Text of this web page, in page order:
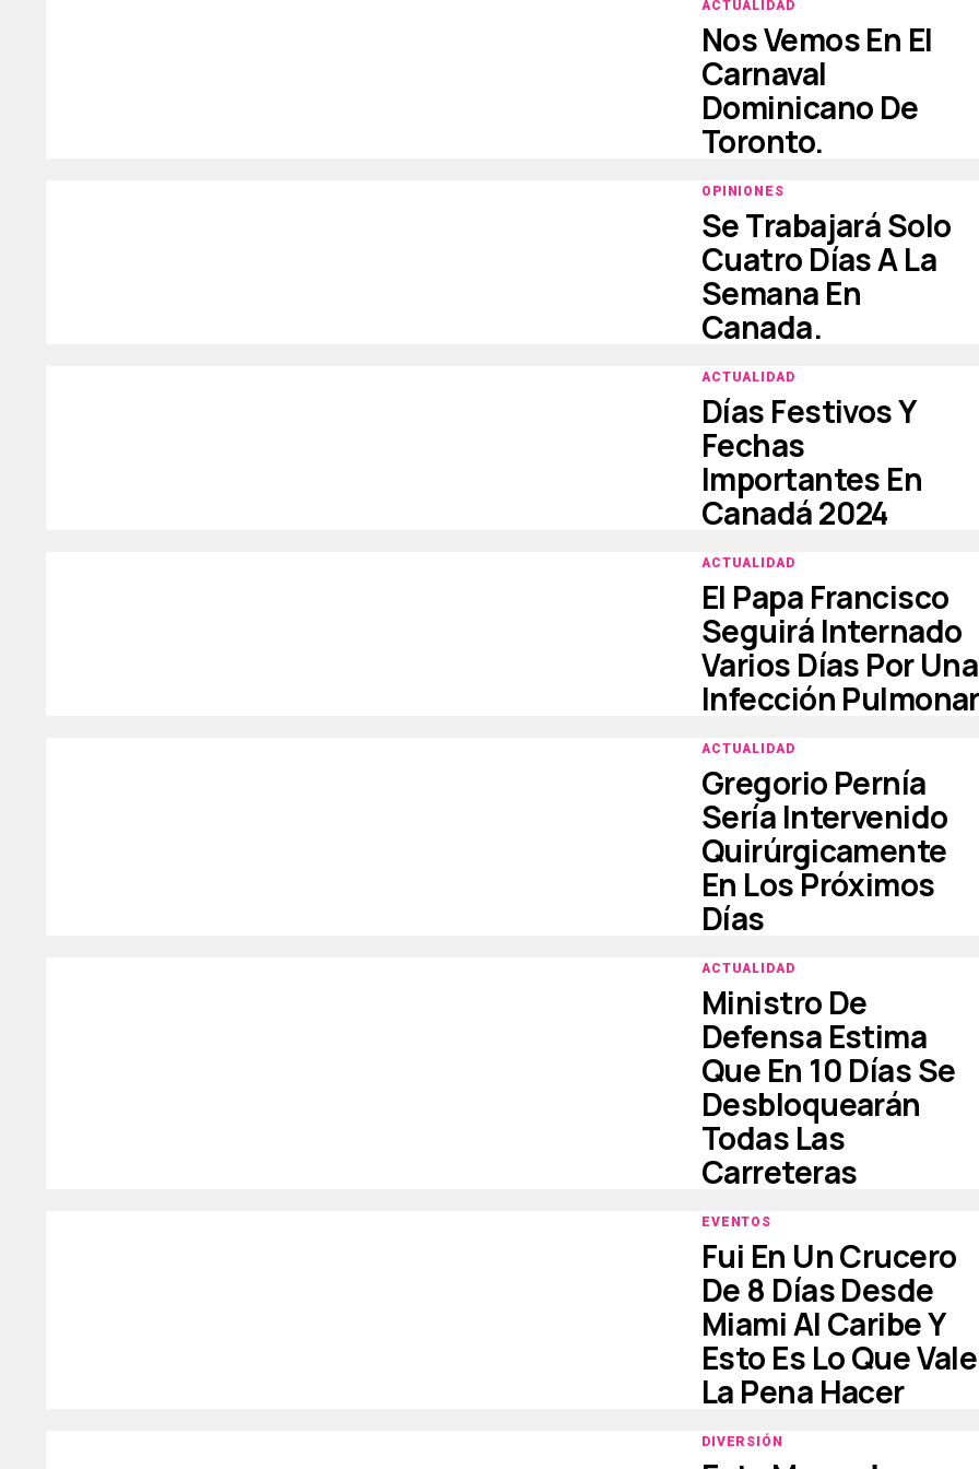
ACTUALIDAD
Nos Vemos En El
Carnaval
Dominicano De
Toronto.
OPINIONES
Se Trabajará Solo
Cuatro Días A La
Semana En
Canada.
ACTUALIDAD
Días Festivos Y
Fechas
Importantes En
Canadá 2024
ACTUALIDAD
El Papa Francisco
Seguirá Internado
Varios Días Por Una
Infección Pulmonar
ACTUALIDAD
Gregorio Pernía
Sería Intervenido
Quirúrgicamente
En Los Próximos
Días
ACTUALIDAD
Ministro De
Defensa Estima
Que En 10 Días Se
Desbloquearán
Todas Las
Carreteras
EVENTOS
Fui En Un Crucero
De 8 Días Desde
Miami Al Caribe Y
Esto Es Lo Que Vale
La Pena Hacer
DIVERSIÓN